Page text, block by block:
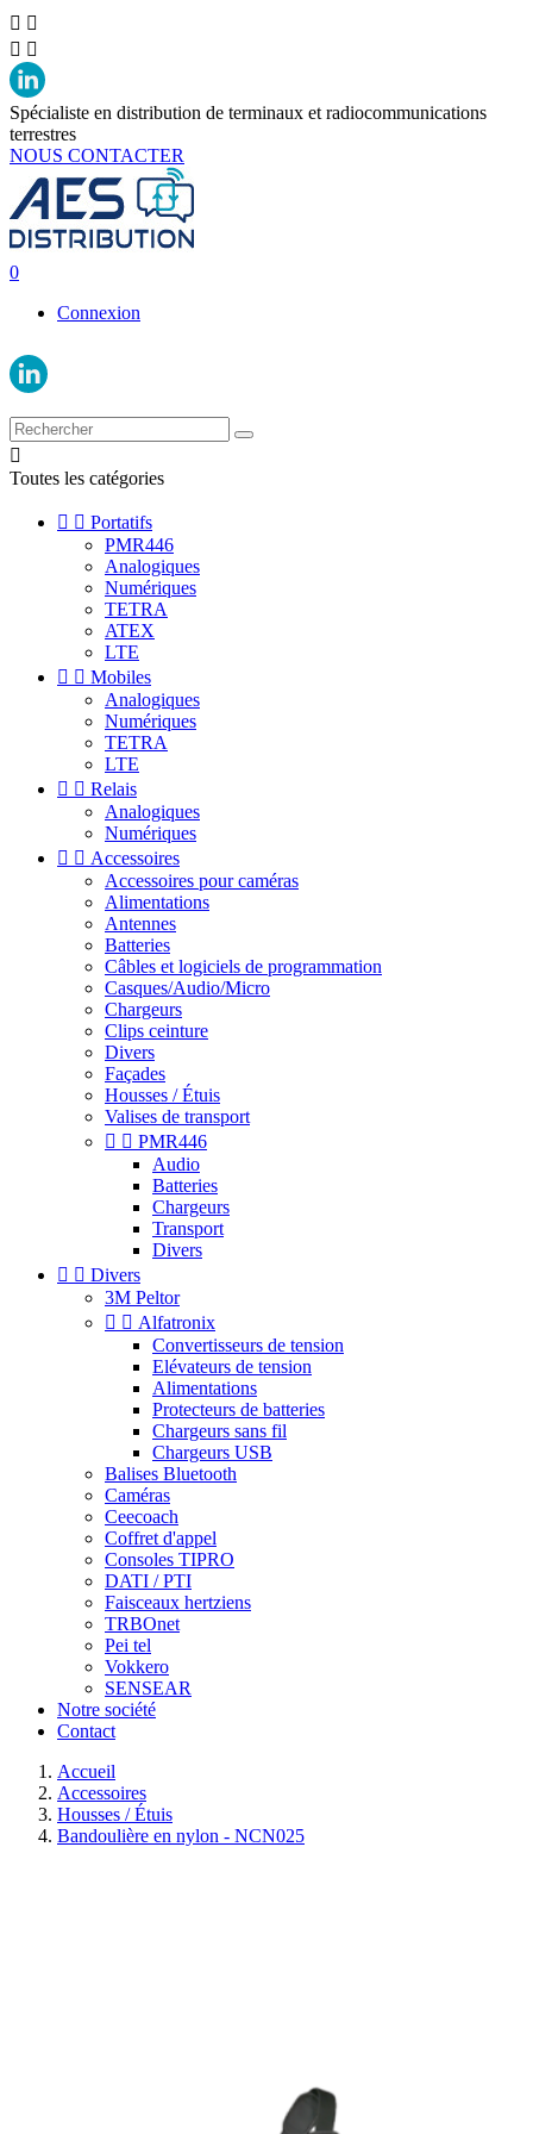
 
 
Spécialiste en distribution de terminaux et radiocommunications
terrestres
NOUS CONTACTER
0
Connexion

Toutes les catégories
  Portatifs
PMR446
Analogiques
Numériques
TETRA
ATEX
LTE
  Mobiles
Analogiques
Numériques
TETRA
LTE
  Relais
Analogiques
Numériques
  Accessoires
Accessoires pour caméras
Alimentations
Antennes
Batteries
Câbles et logiciels de programmation
Casques/Audio/Micro
Chargeurs
Clips ceinture
Divers
Façades
Housses / Étuis
Valises de transport
  PMR446
Audio
Batteries
Chargeurs
Transport
Divers
  Divers
3M Peltor
  Alfatronix
Convertisseurs de tension
Elévateurs de tension
Alimentations
Protecteurs de batteries
Chargeurs sans fil
Chargeurs USB
Balises Bluetooth
Caméras
Ceecoach
Coffret d'appel
Consoles TIPRO
DATI / PTI
Faisceaux hertziens
TRBOnet
Pei tel
Vokkero
SENSEAR
Notre société
Contact
Accueil
Accessoires
Housses / Étuis
Bandoulière en nylon - NCN025